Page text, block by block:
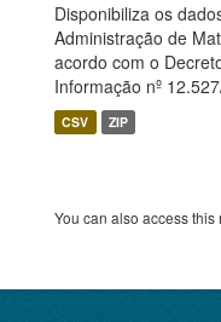
Disponibiliza os
Administração de
acordo com o
Informação nº
CSV ZIP
You can also access this